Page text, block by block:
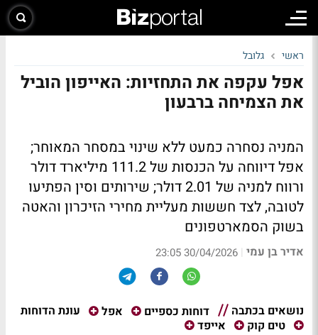
ראשי גלובל
אפל עקפה את התחזיות: האייפון הוביל
את הצמיחה ברבעון
המניה נסחרה כמעט ללא שינוי במסחר המאוחר;
אפל דיווחה על הכנסות של 111.2 מיליארד דולר
ורווח למניה של 2.01 דולר; שירותים וסין הפתיעו
לטובה, לצד חששות מעליית מחירי הזיכרון והאטה
בשוק הסמארטפונים
אדיר בן עמי |
30/04/2026 23:05
נושאים בכתבה דוחות כספיים אפל
עונת הדוחות
טים קוק
אייפד